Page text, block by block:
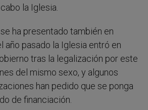
la Iglesia.
ha presentado también en
año pasado la Iglesia entró en
tras la legalización por este
del mismo sexo, y algunos
han pedido que se ponga
de financiación.